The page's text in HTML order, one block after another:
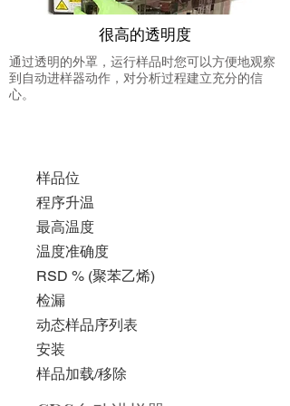
很高的透明度
通过透明的外罩，运行样品时您可以方便地观察
到自动进样器动作，对分析过程建立充分的信
心。
样品位
程序升温
最高温度
温度准确度
RSD % (聚苯乙烯)
检漏
动态样品序列表
安装
样品加载/移除